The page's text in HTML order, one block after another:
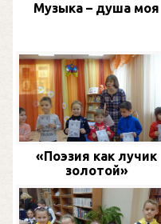
Музыка – душа моя
«Поэзия как лучик
золотой»